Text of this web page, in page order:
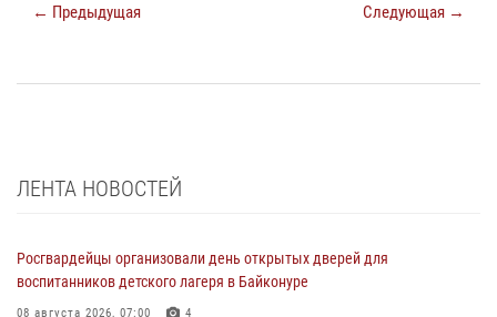
← Предыдущая Следующая →
ЛЕНТА НОВОСТЕЙ
Росгвардейцы организовали день открытых дверей для
воспитанников детского лагеря в Байконуре
08 августа 2026, 07:00 4